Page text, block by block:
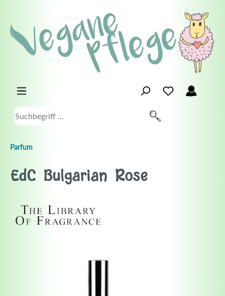
Parfum
EdC Bulgarian Rose